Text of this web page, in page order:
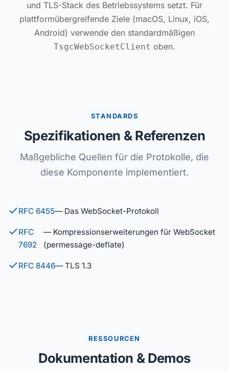
und TLS-Stack des Betriebssystems setzt. Für
plattformübergreifende Ziele (macOS, Linux, iOS,
Android) verwende den standardmäßigen
TsgcWebSocketClient oben.
STANDARDS
Spezifikationen & Referenzen
Maßgebliche Quellen für die Protokolle, die
diese Komponente implementiert.
RFC 6455— Das WebSocket-Protokoll
RFC
7692
— Kompressionserweiterungen für WebSocket
(permessage-deflate)
RFC 8446— TLS 1.3
RESSOURCEN
Dokumentation & Demos